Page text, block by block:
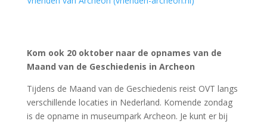
tussen 10 uur en 12 uur op NPO Radio 1.
Wees er snel bij!
Zondag 20 oktober om 12.30 uur in de